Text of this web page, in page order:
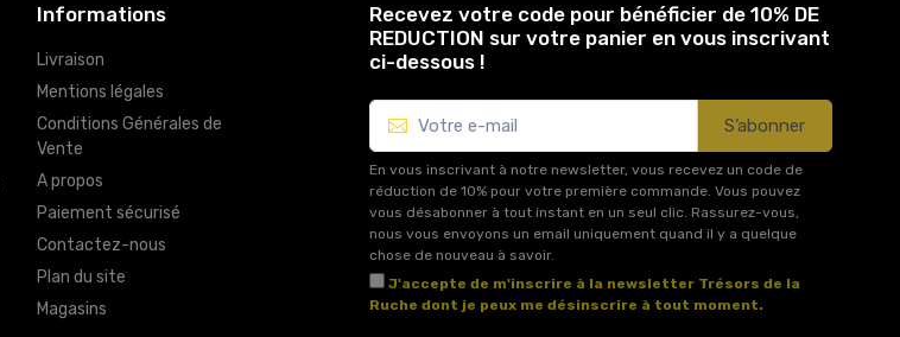
Informations
Livraison
Mentions légales
Conditions Générales de
Vente
A propos
Paiement sécurisé
Contactez-nous
Plan du site
Magasins
Recevez votre code pour bénéficier de 10% DE
REDUCTION sur votre panier en vous inscrivant
ci-dessous !
S’abonner
En vous inscrivant à notre newsletter, vous recevez un code de
réduction de 10% pour votre première commande. Vous pouvez
vous désabonner à tout instant en un seul clic. Rassurez-vous,
nous vous envoyons un email uniquement quand il y a quelque
chose de nouveau à savoir.
J'accepte de m'inscrire à la newsletter Trésors de la
Ruche dont je peux me désinscrire à tout moment.